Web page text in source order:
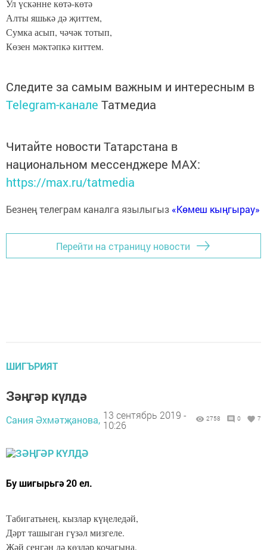
Ул үскәнне көтә-көтә
Алты яшькә дә җиттем,
Сумка асып, чәчәк тотып,
Көзен мәктәпкә киттем.
Следите за самым важным и интересным в
Telegram-канале Татмедиа
Читайте новости Татарстана в
национальном мессенджере MАХ:
https://max.ru/tatmedia
Безнең телеграм каналга язылыгыз «Көмеш кыңгырау»
Перейти на страницу новости
ШИГЪРИЯТ
Зәңгәр күлдә
Сания Әхмәтҗанова, 13 сентябрь 2019 -
10:26
2758 0 7
Бу шигырьгә 20 ел.
Табигатьнең, кызлар күңеледәй,
Дәрт ташыган гүзәл мизгеле.
Җәй сеңгән дә көзләр кочагына,